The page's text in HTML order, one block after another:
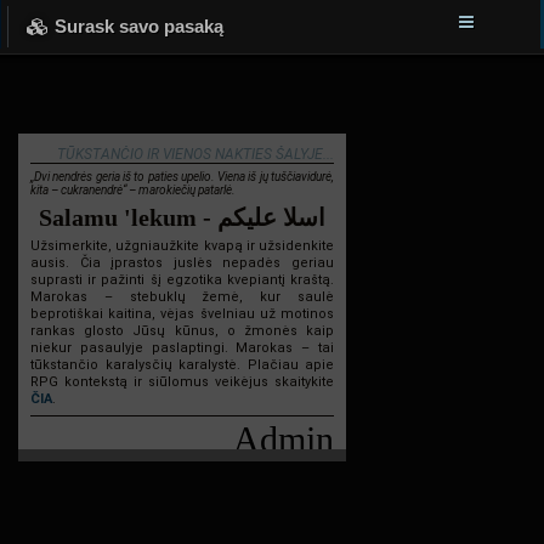
Surask savo pasaką
TŪKSTANČIO IR VIENOS NAKTIES ŠALYJE...
„Dvi nendrės geria iš to paties upelio. Viena iš jų tuščiavidurė,
kita – cukranendrė“ – marokiečių patarlė.
Salamu 'lekum - اسلا عليكم
Užsimerkite, užgniaužkite kvapą ir užsidenkite
ausis. Čia įprastos juslės nepadės geriau
suprasti ir pažinti šį egzotika kvepiantį kraštą.
Marokas – stebuklų žemė, kur saulė
beprotiškai kaitina, vėjas švelniau už motinos
rankas glosto Jūsų kūnus, o žmonės kaip
niekur pasaulyje paslaptingi. Marokas – tai
tūkstančio karalysčių karalystė. Plačiau apie
RPG kontekstą ir siūlomus veikėjus skaitykite
ČIA.
Admin